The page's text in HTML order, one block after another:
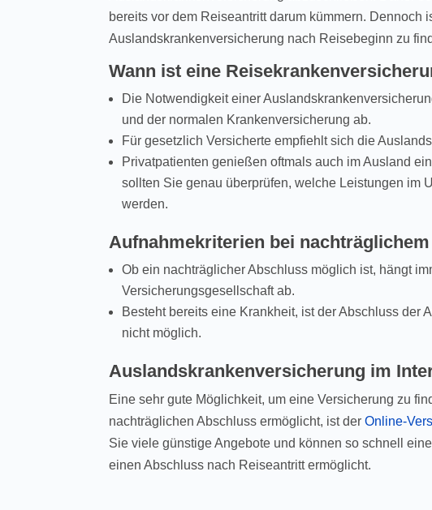
bereits vor dem Reiseantritt darum kümmern. Dennoch
Auslandskrankenversicherung nach Reisebeginn zu
Wann ist eine
Die Notwendigkeit einer
und der normalen Krankenversicherung ab.
Für gesetzlich Versicherte empfiehlt sich die
Privatpatienten genießen oftmals auch im Ausland
sollten Sie genau überprüfen, welche Leistungen im
werden.
Aufnahmekriterien bei
Ob ein nachträglicher Abschluss möglich ist, hängt
Versicherungsgesellschaft ab.
Besteht bereits eine Krankheit, ist der Abschluss der
nicht möglich.
Auslandskrankenversicherung im
Eine sehr gute Möglichkeit, um eine Versicherung zu
nachträglichen Abschluss ermöglicht, ist derOnline-
Sie viele günstige Angebote und können so schnell
einen Abschluss nach Reiseantritt ermöglicht.